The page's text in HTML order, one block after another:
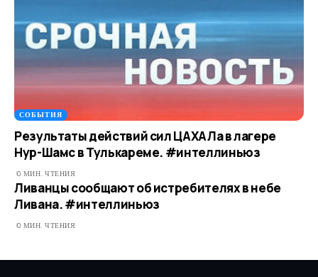
СОБЫТИЯ
Результаты действий сил ЦАХАЛа в лагере
Нур-Шамс в Тулькареме. #интеллиньюз
0 МИН. ЧТЕНИЯ
Ливанцы сообщают об истребителях в небе
Ливана. #интеллиньюз
0 МИН. ЧТЕНИЯ